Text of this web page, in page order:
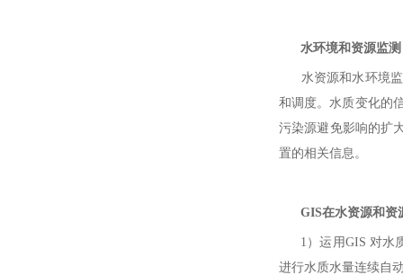
水环境和资源监测
水资源和水环境监
和调度。水质变化的
污染源避免影响的扩
置的相关信息。
GIS在水资源和资
1）运用GIS 对水质
进行水质水量连续自